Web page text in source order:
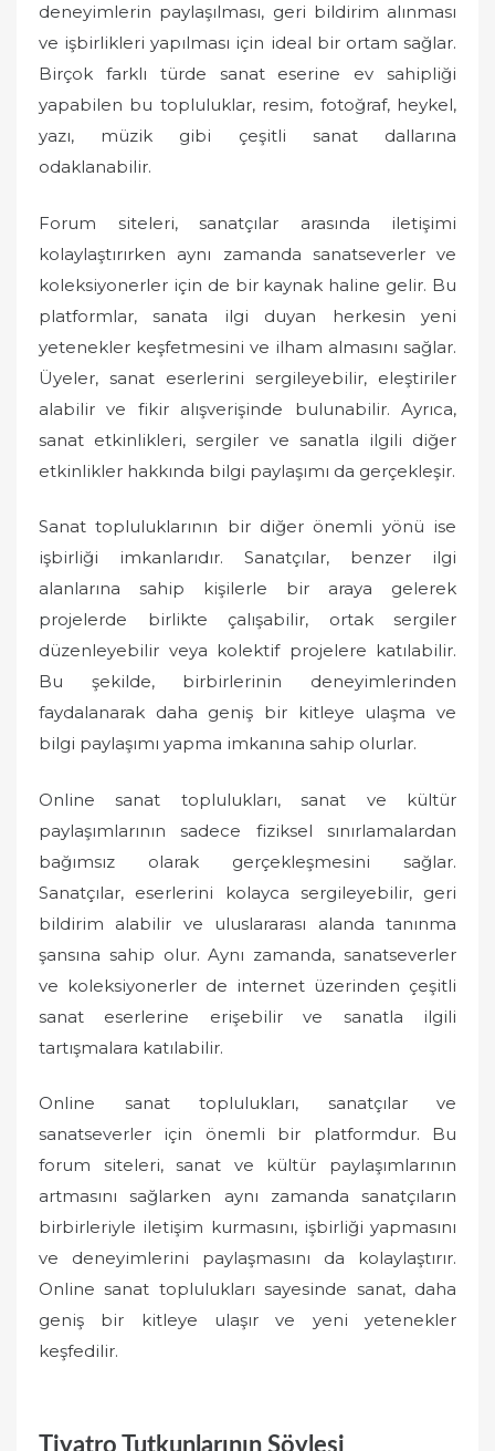
deneyimlerin paylaşılması, geri bildirim alınması
ve işbirlikleri yapılması için ideal bir ortam sağlar.
Birçok farklı türde sanat eserine ev sahipliği
yapabilen bu topluluklar, resim, fotoğraf, heykel,
yazı, müzik gibi çeşitli sanat dallarına
odaklanabilir.
Forum siteleri, sanatçılar arasında iletişimi
kolaylaştırırken aynı zamanda sanatseverler ve
koleksiyonerler için de bir kaynak haline gelir. Bu
platformlar, sanata ilgi duyan herkesin yeni
yetenekler keşfetmesini ve ilham almasını sağlar.
Üyeler, sanat eserlerini sergileyebilir, eleştiriler
alabilir ve fikir alışverişinde bulunabilir. Ayrıca,
sanat etkinlikleri, sergiler ve sanatla ilgili diğer
etkinlikler hakkında bilgi paylaşımı da gerçekleşir.
Sanat topluluklarının bir diğer önemli yönü ise
işbirliği imkanlarıdır. Sanatçılar, benzer ilgi
alanlarına sahip kişilerle bir araya gelerek
projelerde birlikte çalışabilir, ortak sergiler
düzenleyebilir veya kolektif projelere katılabilir.
Bu şekilde, birbirlerinin deneyimlerinden
faydalanarak daha geniş bir kitleye ulaşma ve
bilgi paylaşımı yapma imkanına sahip olurlar.
Online sanat toplulukları, sanat ve kültür
paylaşımlarının sadece fiziksel sınırlamalardan
bağımsız olarak gerçekleşmesini sağlar.
Sanatçılar, eserlerini kolayca sergileyebilir, geri
bildirim alabilir ve uluslararası alanda tanınma
şansına sahip olur. Aynı zamanda, sanatseverler
ve koleksiyonerler de internet üzerinden çeşitli
sanat eserlerine erişebilir ve sanatla ilgili
tartışmalara katılabilir.
Online sanat toplulukları, sanatçılar ve
sanatseverler için önemli bir platformdur. Bu
forum siteleri, sanat ve kültür paylaşımlarının
artmasını sağlarken aynı zamanda sanatçıların
birbirleriyle iletişim kurmasını, işbirliği yapmasını
ve deneyimlerini paylaşmasını da kolaylaştırır.
Online sanat toplulukları sayesinde sanat, daha
geniş bir kitleye ulaşır ve yeni yetenekler
keşfedilir.
Tiyatro Tutkunlarının Söyleşi